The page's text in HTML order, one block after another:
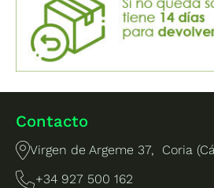
Contacto
Virgen de Argeme 37, Coria
+34 927 500 162